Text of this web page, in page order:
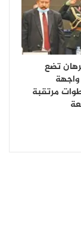
تضع
مرتقبة